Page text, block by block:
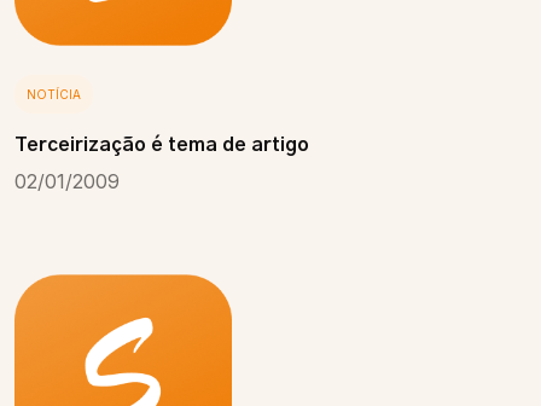
NOTÍCIA
Terceirização é tema de artigo
02/01/2009